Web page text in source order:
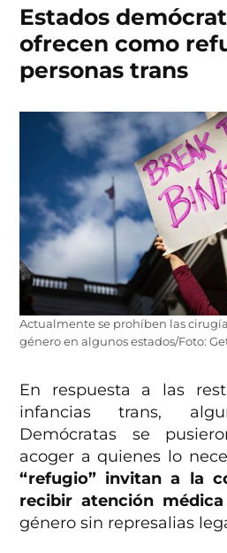
Estados
ofrecen como
personas trans
Actualmente se prohíben las
género en algunos estados/Foto:
En respuesta a las
infancias trans,
Demócratas se
acoger a quienes lo
“refugio” invitan a la
recibir atención médica
género sin represalias